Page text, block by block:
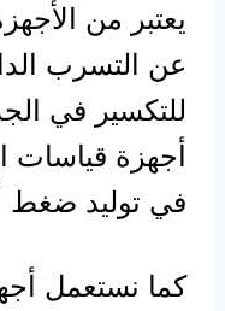
يعتبر من
عن التسرب
للتكسير في
أجهزة قياسات
في توليد ضغط
كما نستعمل